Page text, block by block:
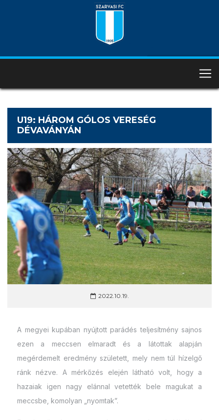
U19: HÁROM GÓLOS VERESÉG
DÉVAVÁNYÁN
2022.10.19.
A megyei kupában nyújtott parádés teljesítmény sajnos
ezen a meccsen elmaradt és a látottak alapján
megérdemelt eredmény született, mely nem túl hízelgő
ránk nézve. A mérkőzés elején látható volt, hogy a
hazaiak igen nagy elánnal vetették bele magukat a
meccsbe, komolyan „nyomtak”.